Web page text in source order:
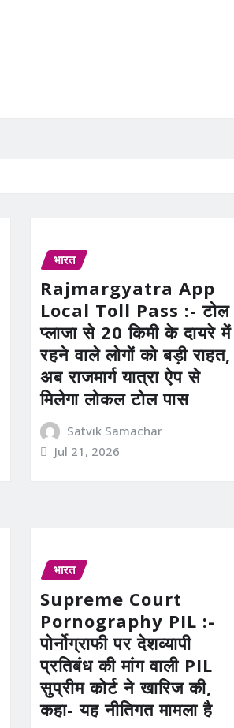
भारत
Rajmargyatra App
Local Toll Pass :- टोल
प्लाजा से 20 किमी के दायरे में
रहने वाले लोगों को बड़ी राहत,
अब राजमार्ग यात्रा ऐप से
मिलेगा लोकल टोल पास
Satvik Samachar
Jul 21, 2026
भारत
Supreme Court
Pornography PIL :-
पोर्नोग्राफी पर देशव्यापी
प्रतिबंध की मांग वाली PIL
सुप्रीम कोर्ट ने खारिज की,
कहा- यह नीतिगत मामला है